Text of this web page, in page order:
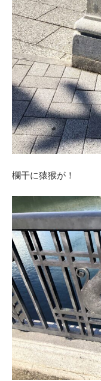
欄干に猿猴が！